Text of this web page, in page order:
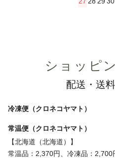
ショッピ
配送・送
冷凍便（クロネコヤマト）
常温便（クロネコヤマト）
【北海道（北海道）】
常温品：2,370円、冷凍品：2,700